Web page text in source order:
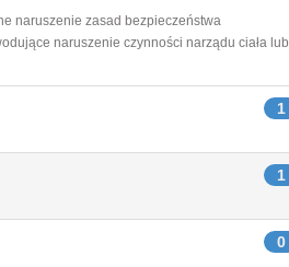
naruszenie zasad bezpieczeństwa
naruszenie czynności narządu ciała lub
1
1
0